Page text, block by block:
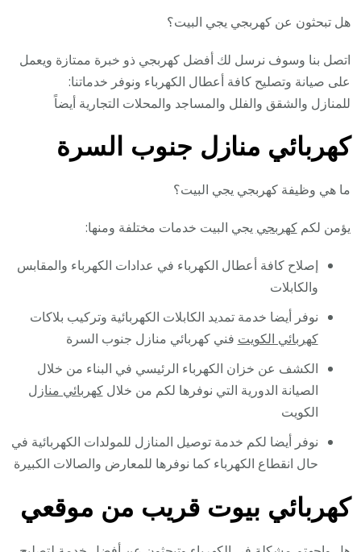
هل تبحثون عن كهربجي يجي البيت؟
اتصل بنا وسوف نرسل لك أفضل كهربجي ذو خبرة ممتازة ويعمل
على صيانة وتصليح كافة أعطال الكهرباء ونوفر خدماتنا:
للمنازل والشقق والفلل والمساجد والمحلات التجارية أيضاً
كهربائي منازل جنوب السرة
ما هي وظيفة كهربجي يجي البيت؟
يؤمن لكمكهربجي يجي البيت خدمات مختلفة ومنها:
إصلاح كافة أعطال الكهرباء في عدادات الكهرباء والمقابس
والكابلات
نوفر أيضا خدمة تمديد الكابلات الكهربائية وتركيب بلاكات
كهربائي الكويت فني كهربائي منازل جنوب السرة
الكشف عن خزان الكهرباء الرئيسي في البناء من خلال
الصيانة الدورية التي نوفرها لكم من خلالكهربائي منازل
الكويت
نوفر أيضا لكم خدمة توصيل المنازل للمولدات الكهربائية في
حال انقطاع الكهرباء كما نوفرها للمعارض والصالات الكبيرة
كهربائي بيوت قريب من موقعي